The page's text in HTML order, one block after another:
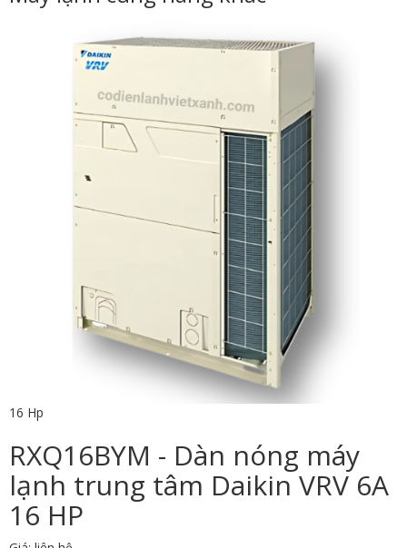
16 Hp
RXQ16BYM - Dàn nóng máy
lạnh trung tâm Daikin VRV 6A
16 HP